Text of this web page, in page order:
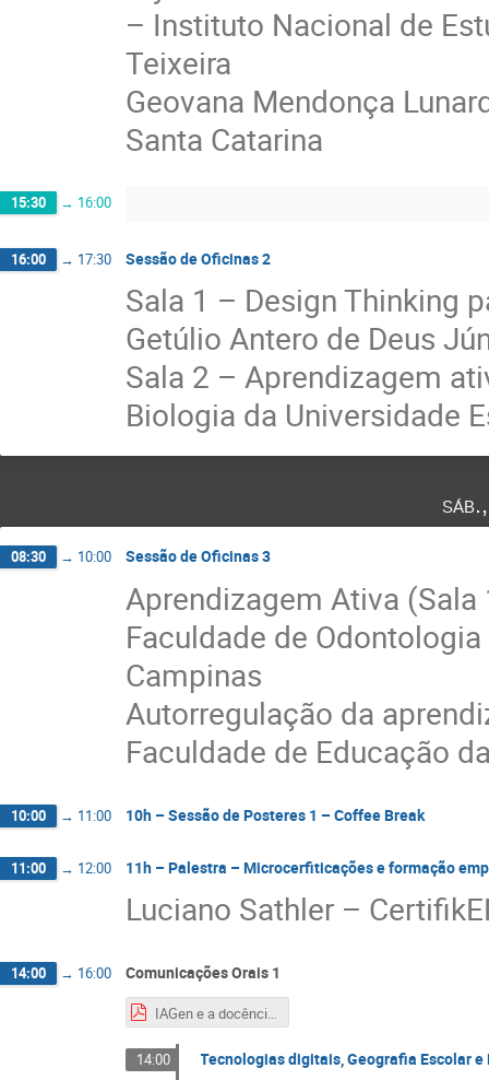
– Instituto Nacional de
Teixeira
Geovana Mendonça
Santa Catarina
15:30 → 16:00
16:00 → 17:30 Sessão de Oficinas 2
Sala 1 – Design Thinking
Getúlio Antero de Deus
Sala 2 – Aprendizagem
Biologia da Universidade
08:30 → 10:00 Sessão de Oficinas 3
Aprendizagem Ativa
Faculdade de
Campinas
Autorregulação da
Faculdade de Educação
10:00 → 11:00 10h – Sessão de Posteres 1 – Coffee Break
11:00 → 12:00 11h – Palestra – Microcerfiticações e formação
Luciano Sathler –
14:00 → 16:00 Comunicações Orais 1
IAGen e a docência.pdf
14:00 Tecnologias digitais, Geografia Escolar